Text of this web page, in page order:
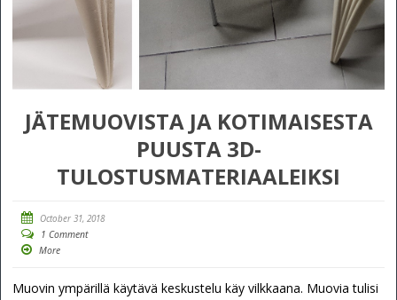
JÄTEMUOVISTA JA KOTIMAISESTA
PUUSTA 3D-
TULOSTUSMATERIAALEIKSI
October 31, 2018
1 Comment
More
Muovin ympärillä käytävä keskustelu käy vilkkaana. Muovia tulisi